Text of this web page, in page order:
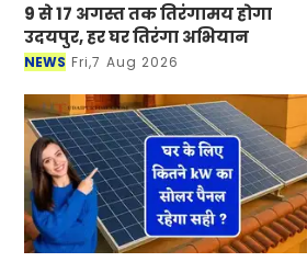
9 से 17 अगस्त तक तिरंगामय होगा
उदयपुर, हर घर तिरंगा अभियान
NEWS Fri,7 Aug 2026